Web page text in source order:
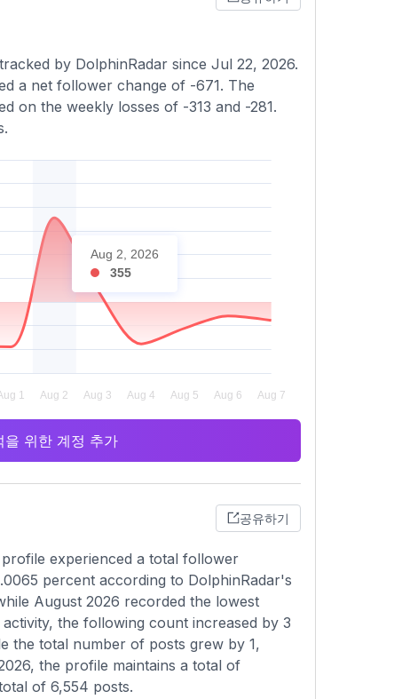
by DolphinRadar since Jul 22, 2026.
a net follower change of -671. The
on the weekly losses of -313 and -281.
Aug 2, 2026
355
위한 계정 추가
공유하기
experienced a total follower
percent according to DolphinRadar's
August 2026 recorded the lowest
the following count increased by 3
the total number of posts grew by 1,
the profile maintains a total of
of 6,554 posts.